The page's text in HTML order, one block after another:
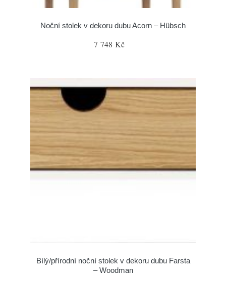
Noční stolek v dekoru dubu Acorn – Hübsch
7 748 Kč
Bílý/přírodní noční stolek v dekoru dubu Farsta
– Woodman